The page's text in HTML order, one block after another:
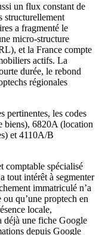
un flux constant de
structurellement
a fragmenté le
micro-structure
et la France compte
actifs. La
durée, le rebond
régionales
pertinentes, les codes
biens), 6820A (location
et 4110A/B
comptable spécialisé
tout intérêt à segmenter
immatriculé n’a
qu’une proptech en
locale,
déjà une fiche Google
depuis Google